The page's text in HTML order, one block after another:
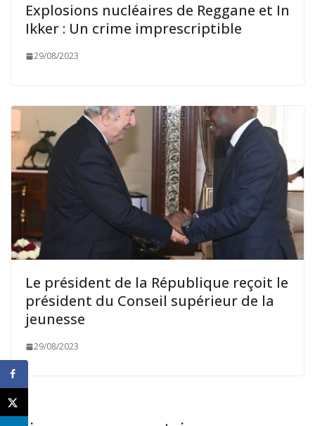
Explosions nucléaires de Reggane et In
Ikker : Un crime imprescriptible
29/08/2023
Le président de la République reçoit le
président du Conseil supérieur de la
jeunesse
29/08/2023